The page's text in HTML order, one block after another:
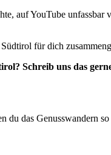
auf YouTube unfassbar
für dich
Schreib uns das
das Genusswandern